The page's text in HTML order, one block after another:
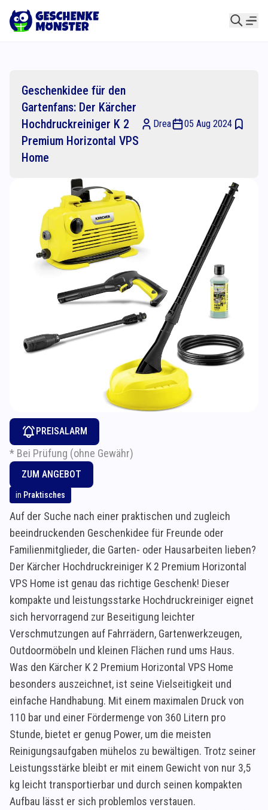
Geschenkidee für den
Gartenfans: Der Kärcher
Hochdruckreiniger K 2
Premium Horizontal VPS
Home
Drea 05 Aug 2024
PREISALARM
* Bei Prüfung (ohne Gewähr)
ZUM ANGEBOT
in Praktisches
Auf der Suche nach einer praktischen und zugleich
beeindruckenden Geschenkidee für Freunde oder
Familienmitglieder, die Garten- oder Hausarbeiten lieben?
Der Kärcher Hochdruckreiniger K 2 Premium Horizontal
VPS Home ist genau das richtige Geschenk! Dieser
kompakte und leistungsstarke Hochdruckreiniger eignet
sich hervorragend zur Beseitigung leichter
Verschmutzungen auf Fahrrädern, Gartenwerkzeugen,
Outdoormöbeln und kleinen Flächen rund ums Haus.
Was den Kärcher K 2 Premium Horizontal VPS Home
besonders auszeichnet, ist seine Vielseitigkeit und
einfache Handhabung. Mit einem maximalen Druck von
110 bar und einer Fördermenge von 360 Litern pro
Stunde, bietet er genug Power, um die meisten
Reinigungsaufgaben mühelos zu bewältigen. Trotz seiner
Leistungsstärke bleibt er mit einem Gewicht von nur 3,5
kg leicht transportierbar und durch seinen kompakten
Aufbau lässt er sich problemlos verstauen.